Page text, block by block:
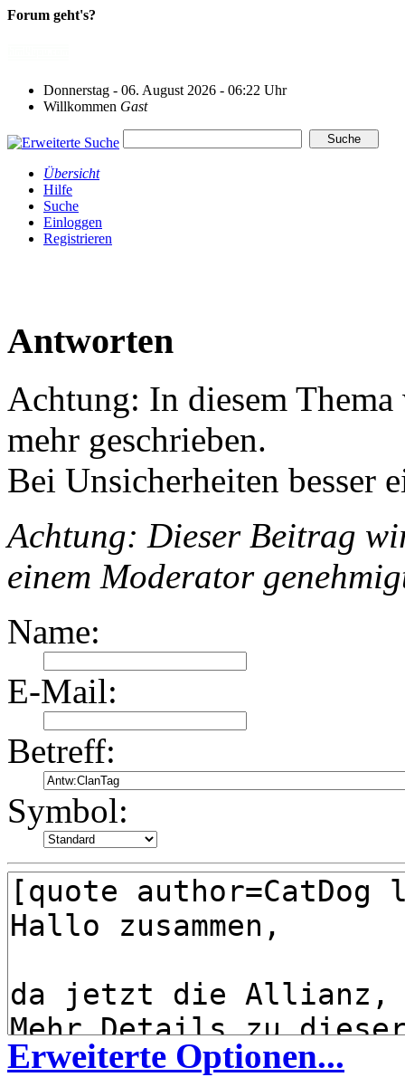
Forum geht's?
Donnerstag - 06. August 2026 - 06:22 Uhr
Willkommen Gast
Übersicht
Hilfe
Suche
Einloggen
Registrieren
Antworten
Achtung: In diesem
mehr geschrieben.
Bei Unsicherheiten besser
Achtung: Dieser Beitrag
einem Moderator
Name:
E-Mail:
Betreff:
Symbol:
Erweiterte Optionen...